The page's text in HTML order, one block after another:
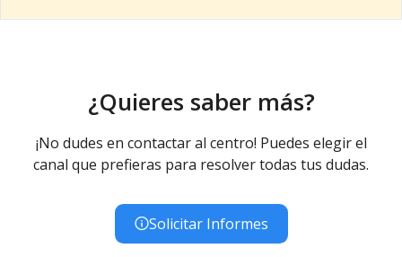
¿Quieres saber más?
¡No dudes en contactar al centro! Puedes elegir el
canal que prefieras para resolver todas tus dudas.
Solicitar Informes